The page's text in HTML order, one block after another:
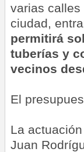
varias calles
ciudad,
permitirá
tuberías y
vecinos
El
La
Juan